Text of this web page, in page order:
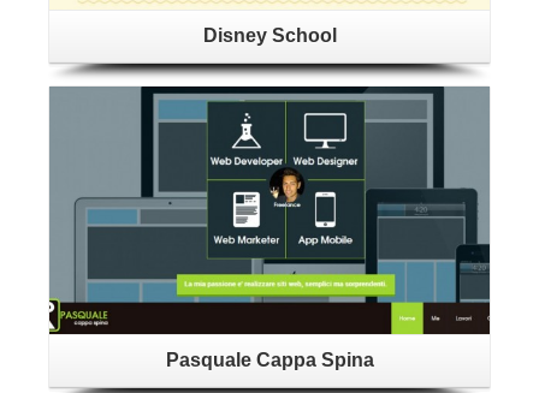
Disney School
Vedi
Pasquale Cappa Spina